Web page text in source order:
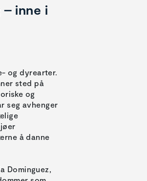
– inne i
og dyrearter.
sted på
og
seg avhenger
å danne
Dominguez,